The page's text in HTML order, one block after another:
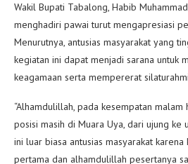
Wakil Bupati Tabalong, Habib
menghadiri pawai turut mengapresiasi
Menurutnya, antusias masyarakat yang
kegiatan ini dapat menjadi sarana untuk
keagamaan serta mempererat
“Alhamdulillah, pada kesempatan malam
posisi masih di Muara Uya, dari ujung ke
ini luar biasa antusias masyarakat
pertama dan alhamdulillah pesertanya